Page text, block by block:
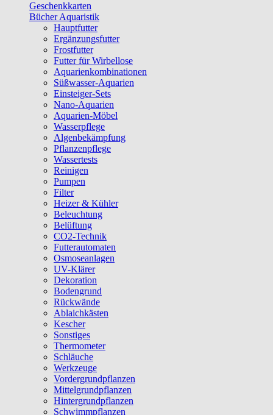
Geschenkkarten
Bücher Aquaristik
Hauptfutter
Ergänzungsfutter
Frostfutter
Futter für Wirbellose
Aquarienkombinationen
Süßwasser-Aquarien
Einsteiger-Sets
Nano-Aquarien
Aquarien-Möbel
Wasserpflege
Algenbekämpfung
Pflanzenpflege
Wassertests
Reinigen
Pumpen
Filter
Heizer & Kühler
Beleuchtung
Belüftung
CO2-Technik
Futterautomaten
Osmoseanlagen
UV-Klärer
Dekoration
Bodengrund
Rückwände
Ablaichkästen
Kescher
Sonstiges
Thermometer
Schläuche
Werkzeuge
Vordergrundpflanzen
Mittelgrundpflanzen
Hintergrundpflanzen
Schwimmpflanzen